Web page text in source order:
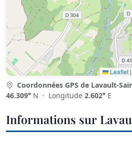
Leaflet |
Coordonnées GPS de Lavault-
46.309° N · Longitude 2.602° E
Informations sur